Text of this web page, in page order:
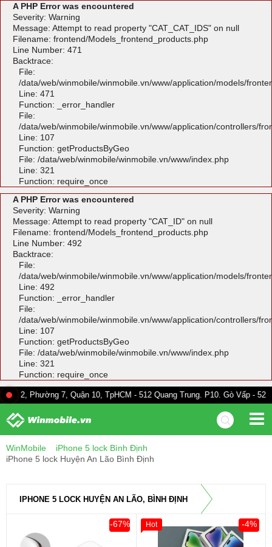
A PHP Error was encountered
Severity: Warning
Message: Attempt to read property "CAT_CAT_IDS" on null
Filename: frontend/Models_frontend_products.php
Line Number: 471
Backtrace:
File:
/data/web/winmobile/winmobile.vn/www/application/models/
Line: 471
Function: _error_handler
File:
/data/web/winmobile/winmobile.vn/www/application/controllers/
Line: 107
Function: getProductsByGeo
File: /data/web/winmobile/winmobile.vn/www/index.php
Line: 321
Function: require_once
A PHP Error was encountered
Severity: Warning
Message: Attempt to read property "CAT_ID" on null
Filename: frontend/Models_frontend_products.php
Line Number: 492
Backtrace:
File:
/data/web/winmobile/winmobile.vn/www/application/models/
Line: 492
Function: _error_handler
File:
/data/web/winmobile/winmobile.vn/www/application/controllers/
Line: 107
Function: getProductsByGeo
File: /data/web/winmobile/winmobile.vn/www/index.php
Line: 321
Function: require_once
7, Quận 10, TpHCM - 512 Quang Trung. P10. Gò Vấp - 528A
WinMobile
iPhone 5 lock Bình Định
iPhone 5 lock Huyện An Lão Bình Định
IPHONE 5 LOCK HUYỆN AN LÃO, BÌNH ĐỊNH
-67% -4%
Hot